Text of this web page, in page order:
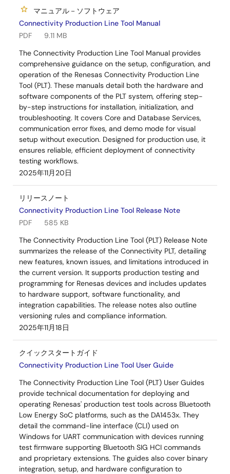
マニュアル－ソフトウェア
Connectivity Production Line Tool Manual
PDF
9.11 MB
The Connectivity Production Line Tool Manual provides
comprehensive guidance on the setup, configuration, and
operation of the Renesas Connectivity Production Line
Tool (PLT). These manuals detail both the hardware and
software components of the PLT system, offering step-
by-step instructions for installation, initialization, and
troubleshooting. It covers Core and Database Services,
communication error fixes, and demo mode for visual
setup without execution. Designed for production use, it
ensures reliable, efficient deployment of connectivity
testing workflows.
2025年11月20日
リリースノート
Connectivity Production Line Tool Release Note
PDF
585 KB
The Connectivity Production Line Tool (PLT) Release Note
summarizes the release of the Connectivity PLT, detailing
new features, known issues, and limitations introduced in
the current version. It supports production testing and
programming for Renesas devices and includes updates
to hardware support, software functionality, and
integration capabilities. The release notes also outline
versioning rules and compliance information.
2025年11月18日
クイックスタートガイド
Connectivity Production Line Tool User Guide
The Connectivity Production Line Tool (PLT) User Guides
provide technical documentation for deploying and
operating Renesas' production test tools across Bluetooth
Low Energy SoC platforms, such as the DA1453x. They
detail the command-line interface (CLI) used on
Windows for UART communication with devices running
test firmware supporting Bluetooth SIG HCI commands
and proprietary extensions. The guides also cover binary
integration, setup, and hardware configuration to